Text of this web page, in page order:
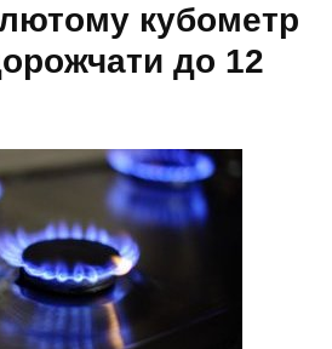
кубометр
до 12